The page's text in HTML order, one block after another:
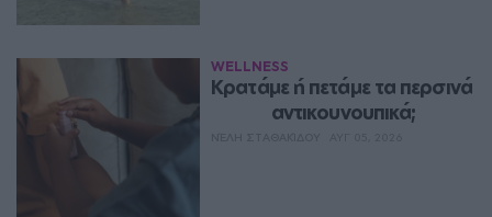
WELLNESS
Κρατάμε ή πετάμε τα περσινά
αντικουνουπικά;